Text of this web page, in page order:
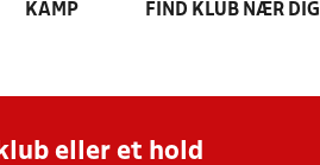
KAMP FIND KLUB NÆR DIG
eller et hold